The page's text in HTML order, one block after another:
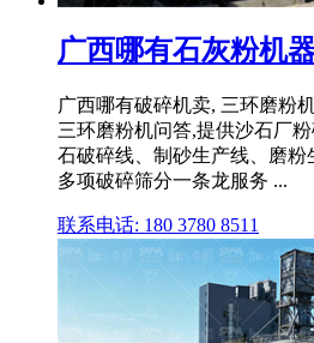
广西哪有石灰粉机
广西哪有破碎机卖, 三环磨粉
三环磨粉机问答,提供沙石厂
石破碎线、制砂生产线、磨
多项破碎筛分一条龙服务 ...
联系电话: 180 3780 8511